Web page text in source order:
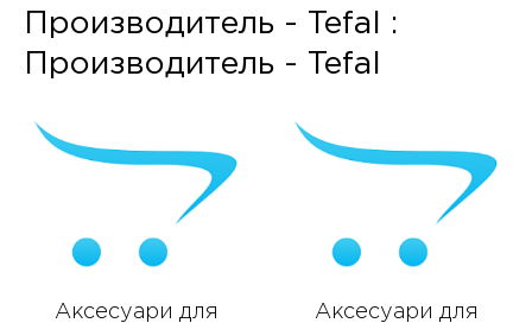
Производитель - Tefal :
Производитель - Tefal
Аксесуари для
Аксесуари для